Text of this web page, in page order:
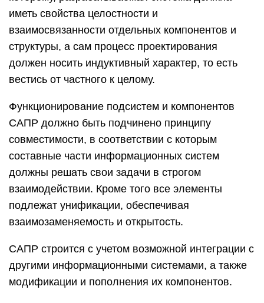
иметь свойства целостности и
взаимосвязанности отдельных компонентов и
структуры, а сам процесс проектирования
должен носить индуктивный характер, то есть
вестись от частного к целому.
Функционирование подсистем и компонентов
САПР должно быть подчинено принципу
совместимости, в соответствии с которым
составные части информационных систем
должны решать свои задачи в строгом
взаимодействии. Кроме того все элементы
подлежат унификации, обеспечивая
взаимозаменяемость и открытость.
САПР строится с учетом возможной интеграции с
другими информационными системами, а также
модификации и пополнения их компонентов.